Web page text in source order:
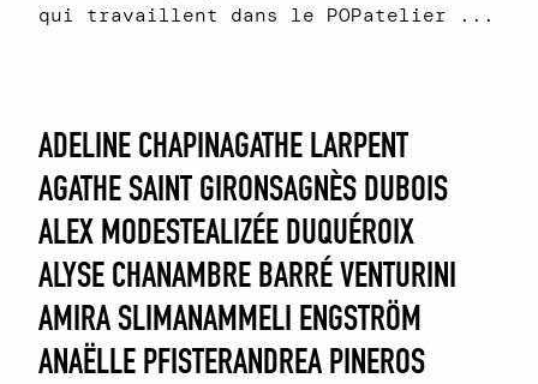
qui travaillent dans le POPatelier ...
ADELINE CHAPINAGATHE LARPENT
AGATHE SAINT GIRONSAGNÈS DUBOIS
ALEX MODESTEALIZÉE DUQUÉROIX
ALYSE CHANAMBRE BARRÉ VENTURINI
AMIRA SLIMANAMMELI ENGSTRÖM
ANAËLLE PFISTERANDREA PINEROS